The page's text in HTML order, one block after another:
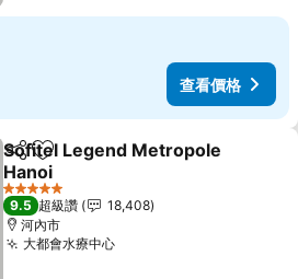
查看價格
分享 加入我的最愛
Sofitel Legend Metropole
Hanoi
5 星級
9.5 超級讚
18,408
河內市
大都會水療中心